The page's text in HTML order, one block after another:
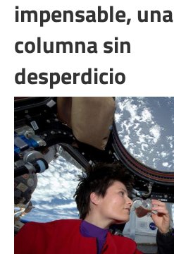
impensable, una
columna sin
desperdicio